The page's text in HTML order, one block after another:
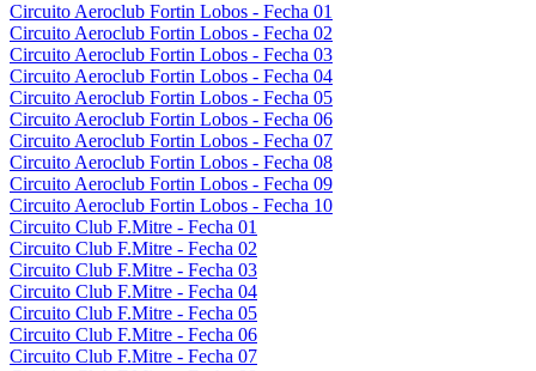
Circuito Aeroclub Fortin Lobos - Fecha 01
Circuito Aeroclub Fortin Lobos - Fecha 02
Circuito Aeroclub Fortin Lobos - Fecha 03
Circuito Aeroclub Fortin Lobos - Fecha 04
Circuito Aeroclub Fortin Lobos - Fecha 05
Circuito Aeroclub Fortin Lobos - Fecha 06
Circuito Aeroclub Fortin Lobos - Fecha 07
Circuito Aeroclub Fortin Lobos - Fecha 08
Circuito Aeroclub Fortin Lobos - Fecha 09
Circuito Aeroclub Fortin Lobos - Fecha 10
Circuito Club F.Mitre - Fecha 01
Circuito Club F.Mitre - Fecha 02
Circuito Club F.Mitre - Fecha 03
Circuito Club F.Mitre - Fecha 04
Circuito Club F.Mitre - Fecha 05
Circuito Club F.Mitre - Fecha 06
Circuito Club F.Mitre - Fecha 07